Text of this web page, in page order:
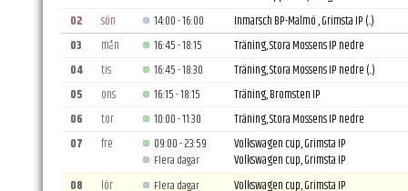
02
sön 14:00 - 16:00 Inmarsch BP-Malmö , Grimsta IP (..)
03 mån 16:45 - 18:15
Träning, Stora Mossens IP nedre
04
tis 16:45 - 18:30 Träning, Stora Mossens IP nedre (..)
05
ons 16:15 - 18:15
Träning, Bromsten IP
06
tor 10:00 - 11:30
Träning, Stora Mossens IP nedre
07
fre 09:00 - 23:59 Volkswagen cup, Grimsta IP
Flera dagar
Volkswagen cup, Grimsta IP
08
lör Flera dagar
Volkswagen cup, Grimsta IP